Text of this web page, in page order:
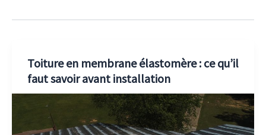
Toiture en membrane élastomère : ce qu’il
faut savoir avant installation